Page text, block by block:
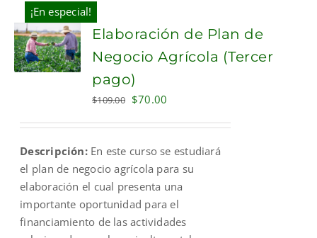
¡En especial!
ADD TO
CART
Elaboración de Plan de
Negocio Agrícola (Tercer
pago)
$109.00 Original
$109.00.
$70.00
$70.00.
Descripción:En este curso se estudiará
el plan de negocio agrícola para su
elaboración el cual presenta una
importante oportunidad para el
financiamiento de las actividades